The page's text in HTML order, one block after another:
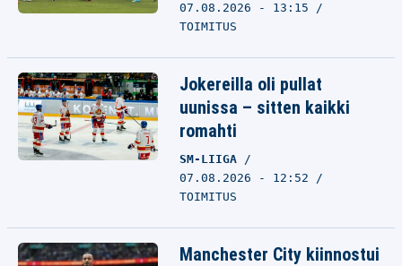
07.08.2026 - 13:15
TOIMITUS
Jokereilla oli pullat
uunissa – sitten kaikki
romahti
SM-LIIGA
07.08.2026 - 12:52
TOIMITUS
Manchester City kiinnostui